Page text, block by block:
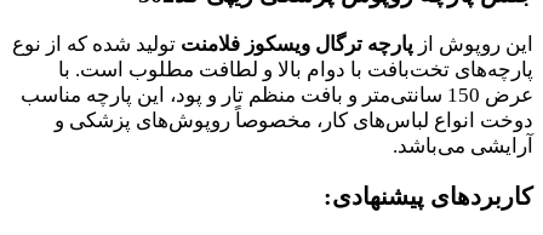
این روپوش از پارچه ترگال ویسکوز فلامنت تولید شده که از نوع
پارچه‌های تخت‌بافت با دوام بالا و لطافت مطلوب است. با
عرض 150 سانتی‌متر و بافت منظم تار و پود، این پارچه مناسب
دوخت انواع لباس‌های کار، مخصوصاً روپوش‌های پزشکی و
آرایشی می‌باشد.
کاربردهای پیشنهادی: